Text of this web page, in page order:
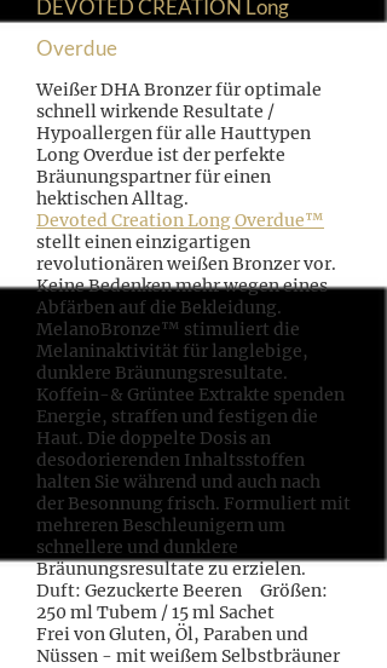
DEVOTED CREATION Long
Overdue
Weißer DHA Bronzer für optimale
schnell wirkende Resultate /
Hypoallergen für alle Hauttypen
Long Overdue ist der perfekte
Bräunungspartner für einen
hektischen Alltag.
Devoted Creation Long Overdue™
stellt einen einzigartigen
revolutionären weißen Bronzer vor.
Keine Bedenken mehr wegen eines
Abfärben auf die Bekleidung.
MelanoBronze™ stimuliert die
Melaninaktivität für langlebige,
dunklere Bräunungsresultate.
Koffein-& Grüntee Extrakte spenden
Energie, straffen und festigen die
Haut. Die doppelte Dosis an
desodorierenden Inhaltsstoffen
halten Sie während und auch nach
der Besonnung frisch. Formuliert mit
mehreren Beschleunigern um
schnellere und dunklere
Bräunungsresultate zu erzielen.
Duft: Gezuckerte Beeren Größen:
250 ml Tubem / 15 ml Sachet
Frei von Gluten, Öl, Paraben und
Nüssen - mit weißem Selbstbräuner